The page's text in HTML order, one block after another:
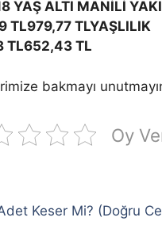
YAŞ ALTI MANİLİ
TL979,77 TLYAŞLILIK
TL652,43 TL
bakmayı
Oy
Keser Mi? (Doğru